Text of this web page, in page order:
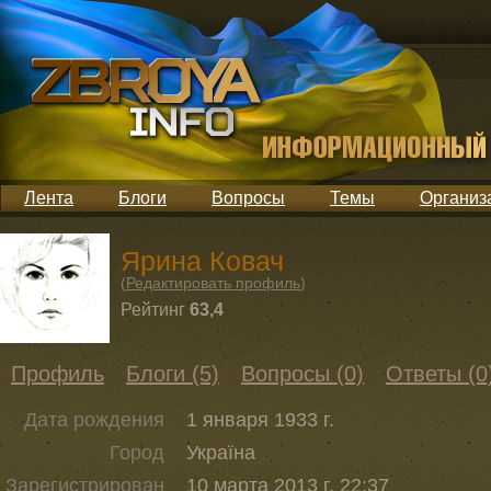
Лента Блоги Вопросы Темы
Ярина Ковач
(Редактировать профиль)
Рейтинг 63,4
Профиль Блоги (5) Вопросы (0) Ответы
Дата рождения
1 января 1933 г.
Город
Україна
Зарегистрирован
10 марта 2013 г. 22:37